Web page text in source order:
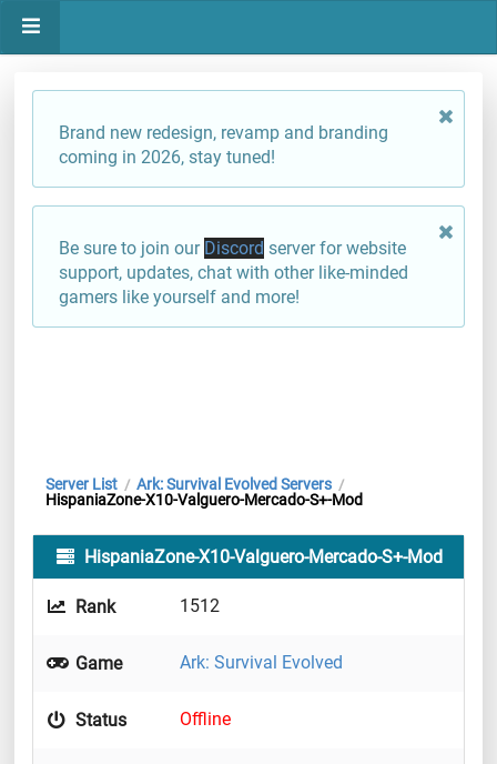
Brand new redesign, revamp and branding
coming in 2026, stay tuned!
Be sure to join our Discord server for website
support, updates, chat with other like-minded
gamers like yourself and more!
Server List / Ark: Survival Evolved Servers /
HispaniaZone-X10-Valguero-Mercado-S+-Mod
HispaniaZone-X10-Valguero-Mercado-S+-Mod
Rank 1512
Game Ark: Survival Evolved
Status Offline